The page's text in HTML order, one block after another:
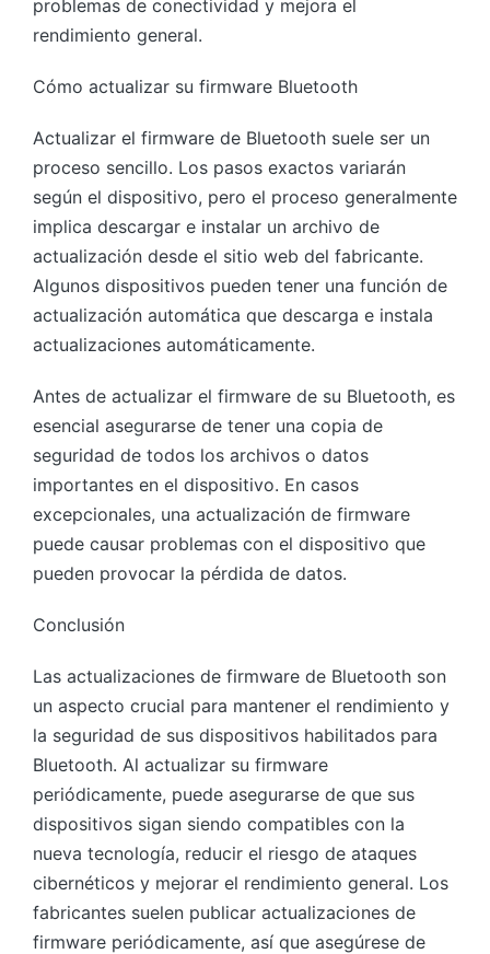
problemas de conectividad y mejora el
rendimiento general.
Cómo actualizar su firmware Bluetooth
Actualizar el firmware de Bluetooth suele ser un
proceso sencillo. Los pasos exactos variarán
según el dispositivo, pero el proceso generalmente
implica descargar e instalar un archivo de
actualización desde el sitio web del fabricante.
Algunos dispositivos pueden tener una función de
actualización automática que descarga e instala
actualizaciones automáticamente.
Antes de actualizar el firmware de su Bluetooth, es
esencial asegurarse de tener una copia de
seguridad de todos los archivos o datos
importantes en el dispositivo. En casos
excepcionales, una actualización de firmware
puede causar problemas con el dispositivo que
pueden provocar la pérdida de datos.
Conclusión
Las actualizaciones de firmware de Bluetooth son
un aspecto crucial para mantener el rendimiento y
la seguridad de sus dispositivos habilitados para
Bluetooth. Al actualizar su firmware
periódicamente, puede asegurarse de que sus
dispositivos sigan siendo compatibles con la
nueva tecnología, reducir el riesgo de ataques
cibernéticos y mejorar el rendimiento general. Los
fabricantes suelen publicar actualizaciones de
firmware periódicamente, así que asegúrese de